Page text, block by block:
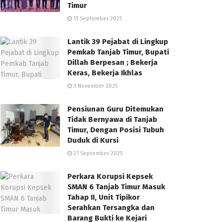
Timur
15 September 2025
Lantik 39 Pejabat di Lingkup
Pemkab Tanjab Timur, Bupati
Dillah Berpesan ; Bekerja
Keras, Bekerja Ikhlas
3 November 2025
Pensiunan Guru Ditemukan
Tidak Bernyawa di Tanjab
Timur, Dengan Posisi Tubuh
Duduk di Kursi
27 September 2025
Perkara Korupsi Kepsek
SMAN 6 Tanjab Timur Masuk
Tahap II, Unit Tipikor
Serahkan Tersangka dan
Barang Bukti ke Kejari